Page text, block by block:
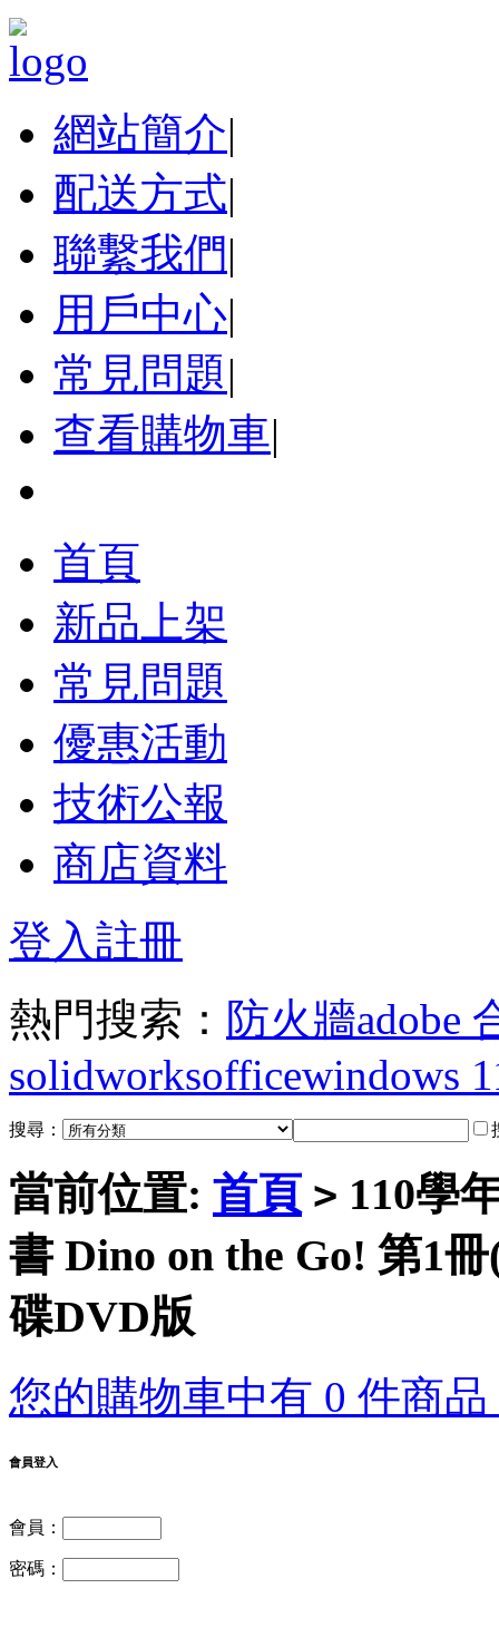
網站簡介|
配送方式|
聯繫我們|
用戶中心|
常見問題|
查看購物車|
首頁
新品上架
常見問題
優惠活動
技術公報
商店資料
登入註冊
熱門搜索： 防火牆adobe
solidworksofficewindows
搜尋：
當前位置: 首頁 > 110學
書 Dino on the Go! 第1
碟DVD版
您的購物車中有 0 件商
會員登入
會員：
密碼：